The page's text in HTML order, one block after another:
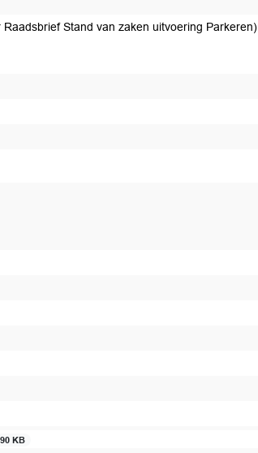
Stand van zaken uitvoering Parkeren)
90 KB